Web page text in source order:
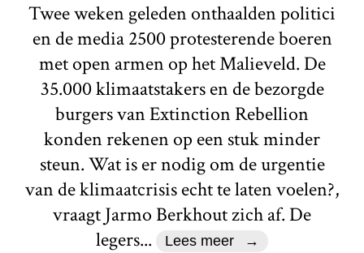
Twee weken geleden onthaalden politici
en de media 2500 protesterende boeren
met open armen op het Malieveld. De
35.000 klimaatstakers en de bezorgde
burgers van Extinction Rebellion
konden rekenen op een stuk minder
steun. Wat is er nodig om de urgentie
van de klimaatcrisis echt te laten voelen?,
vraagt Jarmo Berkhout zich af. De
legers...
Lees meer